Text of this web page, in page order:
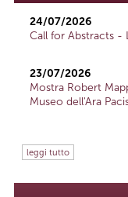
24/07/2026
Call for Abstracts -
23/07/2026
Mostra Robert
Museo dell'Ara
leggi tutto